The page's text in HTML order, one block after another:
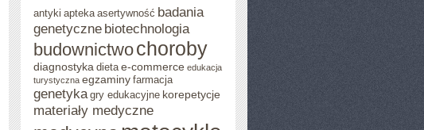
antyki apteka asertywność badania
genetyczne biotechnologia
budownictwochoroby
diagnostyka dieta e-commerce edukacja
turystyczna egzaminy farmacja
genetyka gry edukacyjne korepetycje
materiały medyczne